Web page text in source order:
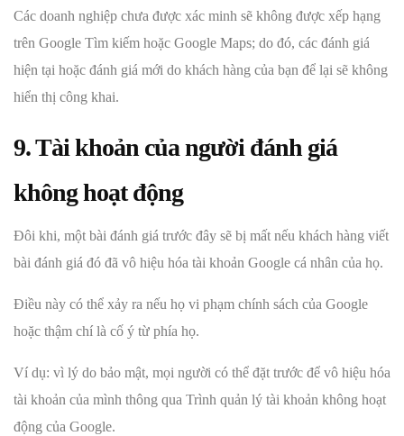
Các doanh nghiệp chưa được xác minh sẽ không được xếp hạng
trên Google Tìm kiếm hoặc Google Maps; do đó, các đánh giá
hiện tại hoặc đánh giá mới do khách hàng của bạn để lại sẽ không
hiển thị công khai.
9. Tài khoản của người đánh giá
không hoạt động
Đôi khi, một bài đánh giá trước đây sẽ bị mất nếu khách hàng viết
bài đánh giá đó đã vô hiệu hóa tài khoản Google cá nhân của họ.
Điều này có thể xảy ra nếu họ vi phạm chính sách của Google
hoặc thậm chí là cố ý từ phía họ.
Ví dụ: vì lý do bảo mật, mọi người có thể đặt trước để vô hiệu hóa
tài khoản của mình thông qua Trình quản lý tài khoản không hoạt
động của Google.